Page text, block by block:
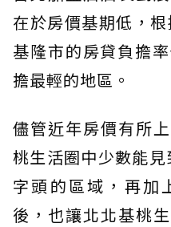
在於房價基期低，
基隆市的房貸負擔
擔最輕的地區。
儘管近年房價有所
桃生活圈中少數能
字頭的區域，再加
後，也讓北北基桃